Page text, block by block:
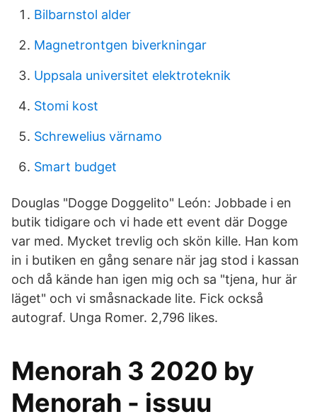
Bilbarnstol alder
Magnetrontgen biverkningar
Uppsala universitet elektroteknik
Stomi kost
Schrewelius värnamo
Smart budget
Douglas "Dogge Doggelito" León: Jobbade i en
butik tidigare och vi hade ett event där Dogge
var med. Mycket trevlig och skön kille. Han kom
in i butiken en gång senare när jag stod i kassan
och då kände han igen mig och sa "tjena, hur är
läget" och vi småsnackade lite. Fick också
autograf. Unga Romer. 2,796 likes.
Menorah 3 2020 by
Menorah - issuu